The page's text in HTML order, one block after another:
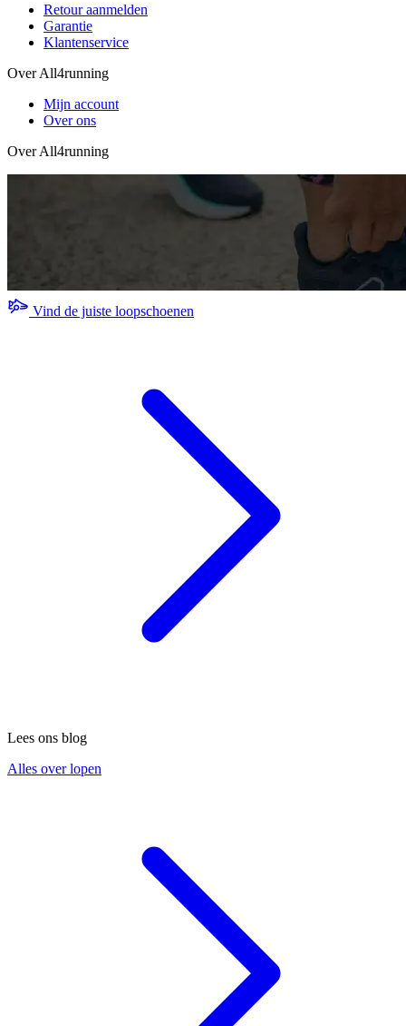
Retour aanmelden
Garantie
Klantenservice
Over All4running
Mijn account
Over ons
Over All4running
Vind de juiste loopschoenen
Lees ons blog
Alles over lopen